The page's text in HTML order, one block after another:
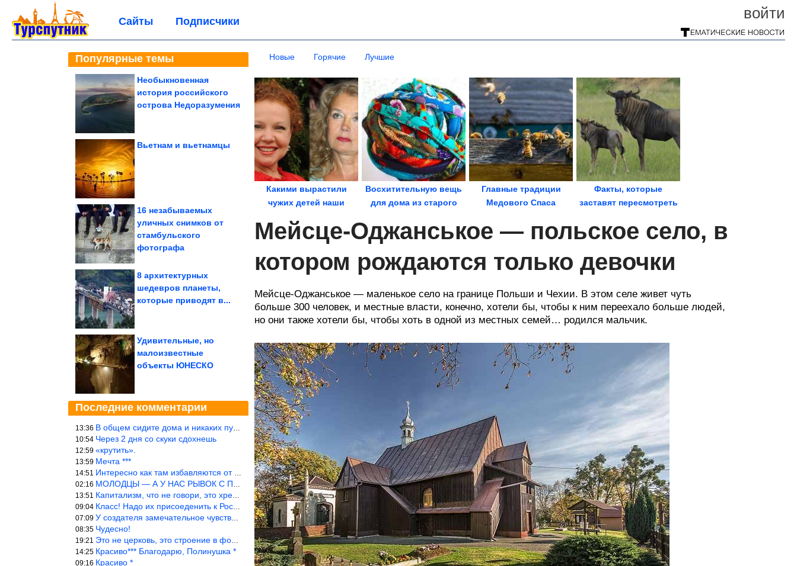
войти
Сайты Подписчики
Популярные темы
Необыкновенная
история российского
острова Недоразумения
Вьетнам и вьетнамцы
16 незабываемых
уличных снимков от
стамбульского
фотографа
8 архитектурных
шедевров планеты,
которые приводят в...
Удивительные, но
малоизвестные
объекты ЮНЕСКО
Последние комментарии
13:36 В общем сидите дома и никаких путешествий А самая грязная в от
10:54 Через 2 дня со скуки сдохнешь
12:59 «крутить».
13:59 Мечта ***
14:51 Интересно как там избавляются от физиологических и прочих отходо
02:16 МОЛОДЦЫ — А У НАС РЫВОК С ПРОРЫВОМ В ТРУБУ
13:51 Капитализм, что не говори, это хреново (((
09:04 Класс! Надо их присоеденить к России!
07:09 У создателя замечательное чувство юмора! ))
08:35 Чудесно!
19:21 Это не церковь, это строение в форме церкви.
14:25 Красиво*** Благодарю, Полинушка *
09:16 Красиво *
Новые Горячие Лучшие
Какими вырастили
чужих детей наши
Восхитительную вещь
для дома из старого
Главные традиции
Медового Спаса
Факты, которые
заставят пересмотреть
Мейсце-Оджанськое — польское село, в
котором рождаются только девочки
Мейсце-Оджанськое — маленькое село на границе Польши и Чехии. В этом селе живет чуть
больше 300 человек, и местные власти, конечно, хотели бы, чтобы к ним переехало больше людей,
но они также хотели бы, чтобы хоть в одной из местных семей… родился мальчик.